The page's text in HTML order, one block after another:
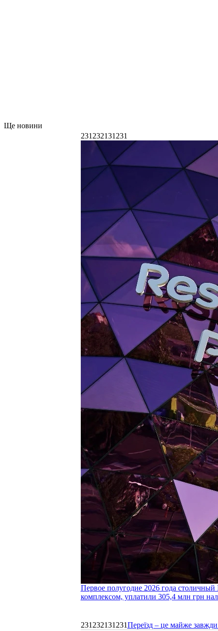
Ще новини
231232131231
Первое полугодие 2026 года
комплексом, уплатили 305,4 млн грн
231232131231Переїзд – це майже